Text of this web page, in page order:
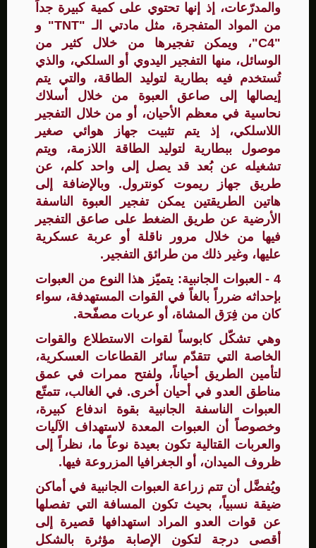
والمدرّعات، إذ إنها تحتوي على كمية كبيرة جداً
من المواد المتفجرة، مثل مادتي الـ "TNT" و
"C4"، ويمكن تفجيرها من خلال كثير من
الوسائل، منها التفجير اليدوي أو السلكي، والذي
تُستخدم فيه بطارية لتوليد الطاقة، والتي يتم
إيصالها إلى صاعق العبوة من خلال أسلاك
نحاسية في معظم الأحيان، أو من خلال التفجير
اللاسلكي، إذ يتم تثبيت جهاز هوائي صغير
موصول ببطارية لتوليد الطاقة اللازمة، ويتم
تشغيله عن بُعد قد يصل إلى واحد كلم، عن
طريق جهاز ريموت كونترول. وبالإضافة إلى
هاتين الطريقتين يمكن تفجير العبوة الناسفة
الأرضية عن طريق الضغط على صاعق التفجير
فيها من خلال مرور ناقلة أو عربة عسكرية
عليها، وغير ذلك من طرائق التفجير.
4 - العبوات الجانبية: يتميّز هذا النوع من العبوات
بإحداثه ضرراً بالغاً في القوات المستهدفة، سواء
كان من فِرَق المشاة، أو عربات مصفّحة.
وهي تشكّل كابوساً لقوات الاستطلاع والقوات
الخاصة التي تتقدّم سائر القطاعات العسكرية،
لتأمين الطريق أحياناً، ولفتح ممرات في عمق
مناطق العدو في أحيان أخرى. في الغالب، تتمتّع
العبوات الناسفة الجانبية بقوة اندفاع كبيرة،
وخصوصاً أن العبوات المعدة لاستهداف الآليات
والعربات القتالية تكون بعيدة نوعاً ما، نظراً إلى
ظروف الميدان، أو الجغرافيا المزروعة فيها.
ويُفضَّل أن تتم زراعة العبوات الجانبية في أماكن
ضيقة نسبياً، بحيث تكون المسافة التي تفصلها
عن قوات العدو المراد استهدافها قصيرة إلى
أقصى درجة لتكون الإصابة مؤثرة بالشكل